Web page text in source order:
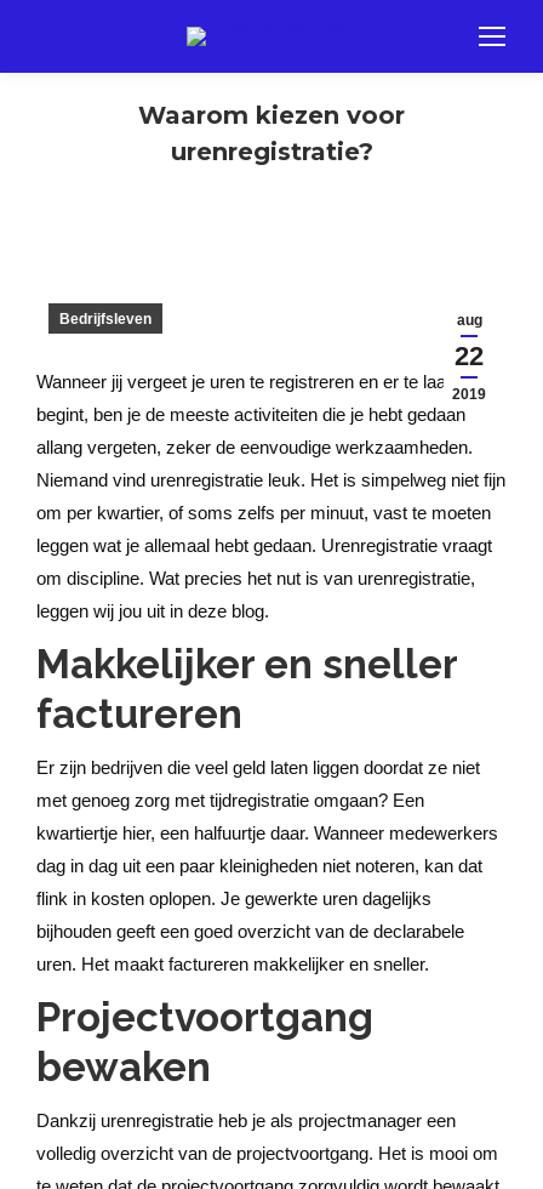
Waarom kiezen voor
urenregistratie?
aug
22
2019
Bedrijfsleven
Wanneer jij vergeet je uren te registreren en er te laat aan
begint, ben je de meeste activiteiten die je hebt gedaan
allang vergeten, zeker de eenvoudige werkzaamheden.
Niemand vind urenregistratie leuk. Het is simpelweg niet fijn
om per kwartier, of soms zelfs per minuut, vast te moeten
leggen wat je allemaal hebt gedaan. Urenregistratie vraagt
om discipline. Wat precies het nut is van urenregistratie,
leggen wij jou uit in deze blog.
Makkelijker en sneller
factureren
Er zijn bedrijven die veel geld laten liggen doordat ze niet
met genoeg zorg met tijdregistratie omgaan? Een
kwartiertje hier, een halfuurtje daar. Wanneer medewerkers
dag in dag uit een paar kleinigheden niet noteren, kan dat
flink in kosten oplopen. Je gewerkte uren dagelijks
bijhouden geeft een goed overzicht van de declarabele
uren. Het maakt factureren makkelijker en sneller.
Projectvoortgang
bewaken
Dankzij urenregistratie heb je als projectmanager een
volledig overzicht van de projectvoortgang. Het is mooi om